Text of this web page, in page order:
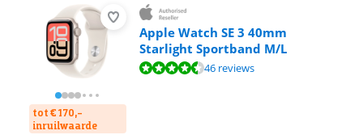
tot € 170,-
inruilwaarde
Apple Watch SE 3 40mm
Starlight Sportband M/L
Beoordeling is 9,0 van de 10, gebaseerd op 46 reviews.
46 reviews